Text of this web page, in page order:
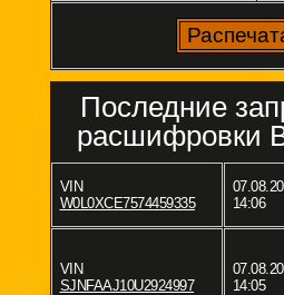
Последние
расшифровки
VIN
W0L0XCE7574459335
14:06
VIN
SJNFAAJ10U2924997
14:05